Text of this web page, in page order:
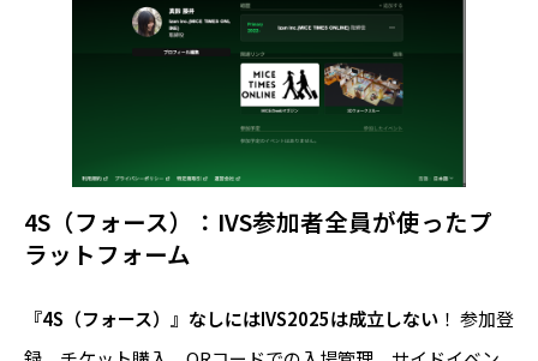
4S（フォース）：IVS参加者全員が使ったプ
ラットフォーム
『4S（フォース）』なしにはIVS2025は成立しない ！ 参加登